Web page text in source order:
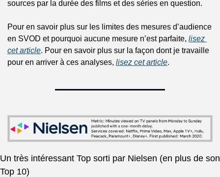
sources par la durée des films et des séries en question.
Pour en savoir plus sur les limites des mesures d’audience
en SVOD et pourquoi aucune mesure n’est parfaite, lisez
cet article. Pour en savoir plus sur la façon dont je travaille
pour en arriver à ces analyses, lisez cet article.
Un très intéressant Top sorti par Nielsen (en plus de son
Top 10)